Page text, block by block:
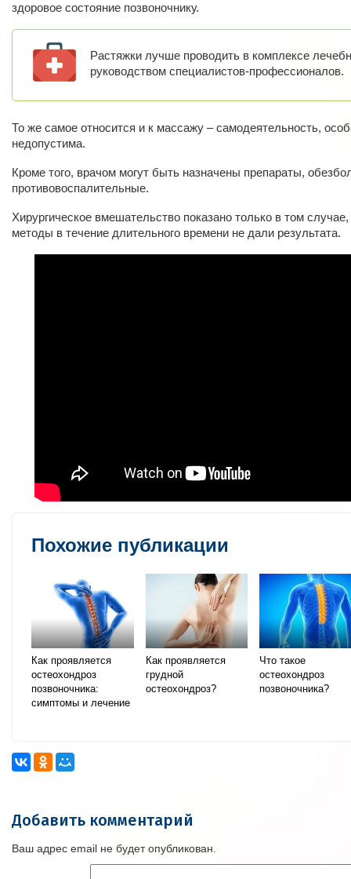
здоровое состояние позвоночнику.
Растяжки лучше проводить в комплексе
руководством специалистов-профессионалов.
То же самое относится и к массажу – самодеятельность,
недопустима.
Кроме того, врачом могут быть назначены препараты,
противовоспалительные.
Хирургическое вмешательство показано только в том
методы в течение длительного времени не дали результата.
Похожие публикации
Как проявляется
остеохондроз
позвоночника:
симптомы и лечение
Как проявляется
грудной
остеохондроз?
Что такое
остеохондроз
позвоночника?
Добавить комментарий
Ваш адрес email не будет опубликован.